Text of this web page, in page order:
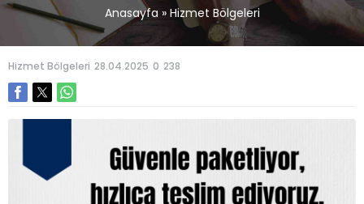
Anasayfa» Hizmet Bölgeleri
Hizmet Bölgeleri 28.04.2025 0 238